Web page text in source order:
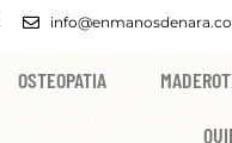
OSTEOPATIA